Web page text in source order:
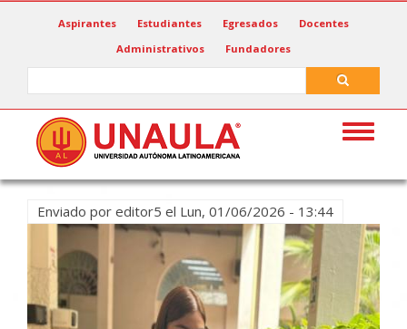
Aspirantes Estudiantes Egresados
Docentes
Administrativos
Fundadores
Toggle
Enviado por editor5 el Lun, 01/06/2026 - 13:44